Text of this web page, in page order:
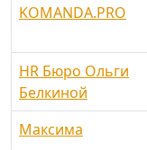
KOMANDA.PRO
HR Бюро Ольги
Белкиной
Максима